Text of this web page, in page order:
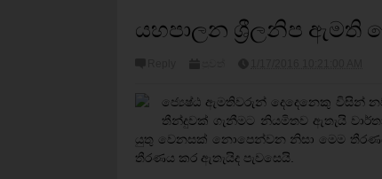
යහපාලන ශ්‍රීලනිප ඇමති
ජ්‍යෙෂ්ඨ ඇමතිවරුන් දෙදෙනෙකු විසින්
තීන්දුවක් ගැනීමට නියමිතව ඇතැයි
යුතු වෙනසක් නොපෙන්වන නිසා මෙම
තීරණය කර ඇතැයිද පැවසෙයි.